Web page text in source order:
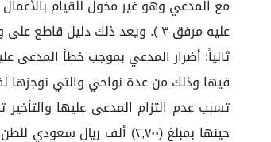
مع المدعي وهو غير مخول للقيام
عليه مرفق ٣ ). ويعد ذلك دليل قاطع على وجود سوء نية مُسبقة ومعرفة المدعى عليه بعدم قدرته بالوفاء على ما تم الاتفاق عليه في العقد.
ثانياً: أضرار المدعي بموجب خطأ المدعى
فيها وذلك من عدة نواحي والتي نوجزها
تسبب عدم التزام المدعى عليها